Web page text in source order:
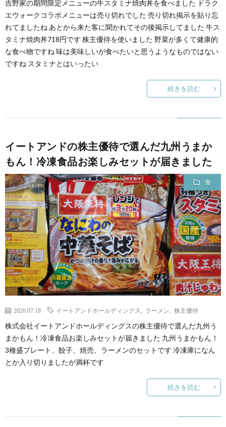
吉野家の期間限定メニューの牛スタミナ焼肉丼を食べました ドラク
エウォークコラボメニューは売り切れでした 売り切れ掲示を貼り忘
れてましたね あとから来た客に聞かれてその後掲示してました 牛ス
タミナ焼肉丼718円です 株主優待を使いました 野菜が多くて健康的
な食べ物ですね 味は美味しいが食べたいと思うようなものではない
ですね スタミナとはいったい
続きを読む
イートアンドの株主優待で選んだ九州うまか
もん！冷凍食品お楽しみセットが届きました
食
2026.07.18 イートアンドホールディングス ラーメン 株主優待
株式会社イートアンドホールディングスの株主優待で選んだ九州う
まかもん！冷凍食品お楽しみセットが届きました 九州うまかもん！
3種盛プレート、餃子、焼売、ラーメンのセットです 冷凍庫になん
とか入り切りましたが満杯です
続きを読む